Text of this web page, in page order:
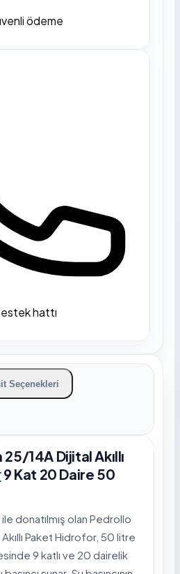
ödeme
hattı
Seçenekleri
14A Dijital Akıllı
9 Kat 20 Daire 50
donatılmış olan Pedrollo
Paket Hidrofor, 50 litre
9 katlı ve 20 dairelik